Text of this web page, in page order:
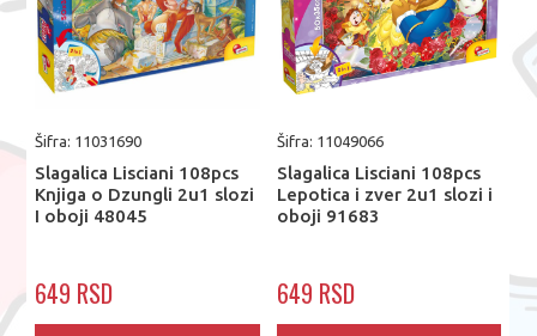
Šifra: 11031690
Slagalica Lisciani 108pcs
Knjiga o Dzungli 2u1 slozi
I oboji 48045
649 RSD
Šifra: 11049066
Slagalica Lisciani 108pcs
Lepotica i zver 2u1 slozi i
oboji 91683
649 RSD